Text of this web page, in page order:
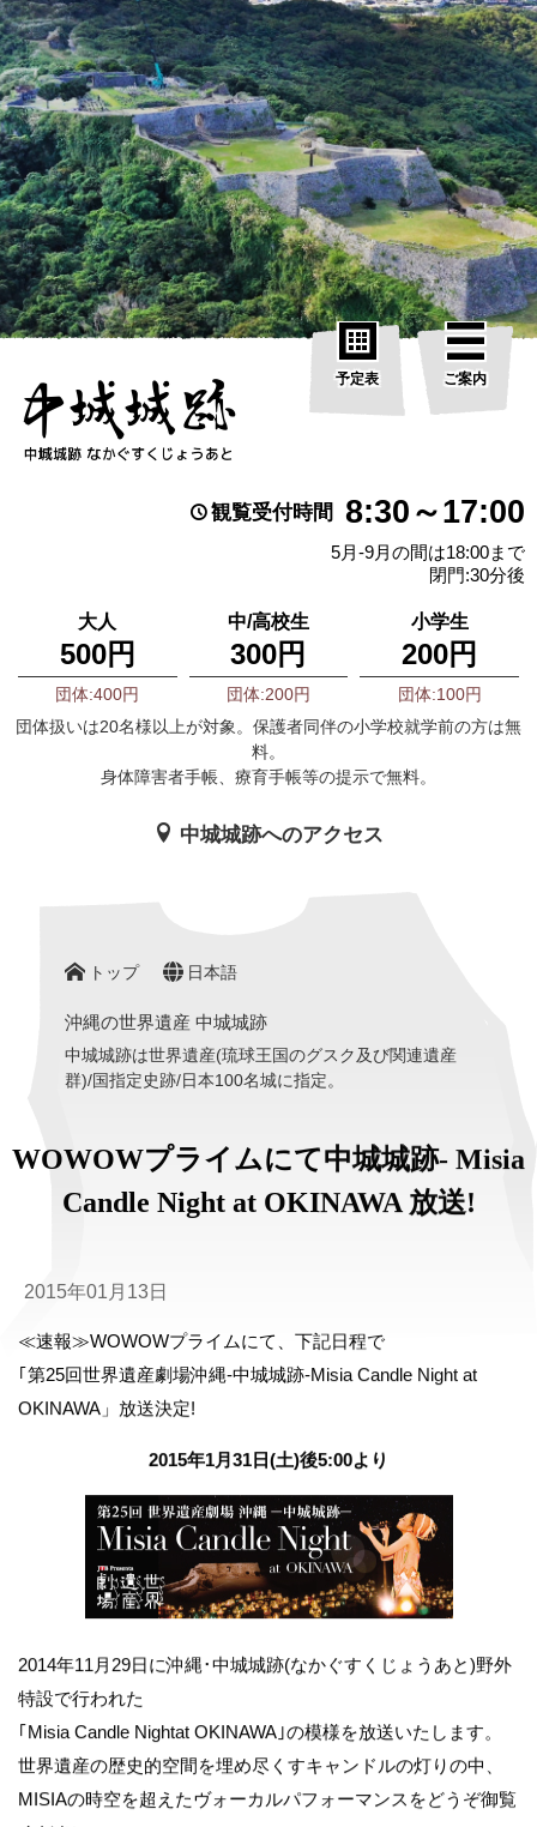
予定表 ご案内
観覧受付時間 8:30～17:00
5月-9月の間は18:00まで
閉門:30分後
大人
500円
団体:400円
中/高校生
300円
団体:200円
小学生
200円
団体:100円
団体扱いは20名様以上が対象。保護者同伴の小学校就学前の方は無
料。
身体障害者手帳、療育手帳等の提示で無料。
中城城跡へのアクセス
トップ 日本語
沖縄の世界遺産 中城城跡
中城城跡は世界遺産(琉球王国のグスク及び関連遺産
群)/国指定史跡/日本100名城に指定。
WOWOWプライムにて中城城跡- Misia
Candle Night at OKINAWA 放送!
2015年01月13日
≪速報≫WOWOWプライムにて、下記日程で
｢第25回世界遺産劇場沖縄-中城城跡-Misia Candle Night at
OKINAWA」放送決定!
2015年1月31日(土)後5:00より
2014年11月29日に沖縄･中城城跡(なかぐすくじょうあと)野外
特設で行われた
｢Misia Candle Nightat OKINAWA｣の模様を放送いたします。
世界遺産の歴史的空間を埋め尽くすキャンドルの灯りの中、
MISIAの時空を超えたヴォーカルパフォーマンスをどうぞ御覧